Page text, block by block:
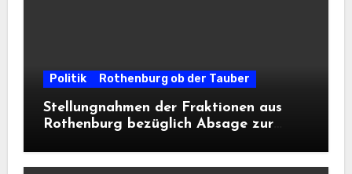
Politik Rothenburg ob der Tauber
Stellungnahmen der Fraktionen aus
Rothenburg bezüglich Absage zur